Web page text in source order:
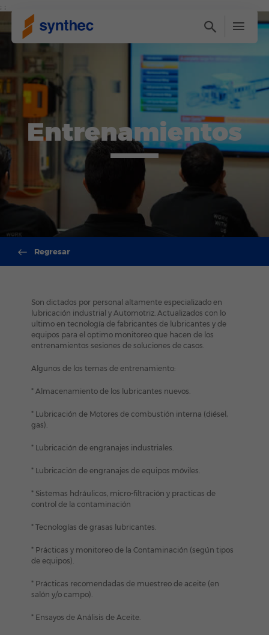
; ;
Entrenamientos
Regresar
Son dictados por personal altamente especializado en
lubricación industrial y Automotriz. Actualizados con lo
ultimo en tecnología de fabricantes de lubricantes y de
equipos para el optimo monitoreo que hacen de los
entrenamientos sesiones de soluciones de casos.
Algunos de los temas de entrenamiento:
* Almacenamiento de los lubricantes nuevos.
* Lubricación de Motores de combustión interna (diésel,
gas).
* Lubricación de engranajes industriales.
* Lubricación de engranajes de equipos móviles.
* Sistemas hdráulicos, micro-filtración y practicas de
control de la contaminación
* Tecnologías de grasas lubricantes.
* Prácticas y monitoreo de la Contaminación (según tipos
de equipos).
* Prácticas recomendadas de muestreo de aceite (en
salón y/o campo).
* Ensayos de Análisis de Aceite.